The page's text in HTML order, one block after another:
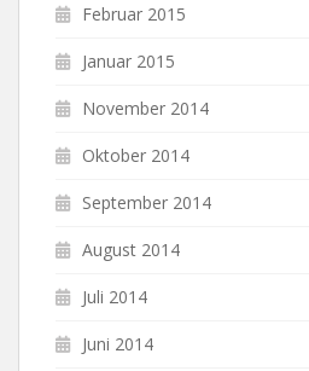
Februar 2015
Januar 2015
November 2014
Oktober 2014
September 2014
August 2014
Juli 2014
Juni 2014